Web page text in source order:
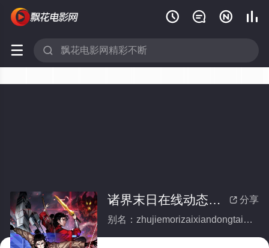
   
 
 分享
诸界末日在线动态漫画
别名：zhujiemorizaixiandongtaimanhua